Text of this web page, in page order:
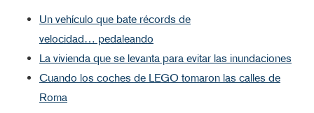
Un vehículo que bate récords de
velocidad… pedaleando
La vivienda que se levanta para evitar las inundaciones
Cuando los coches de LEGO tomaron las calles de
Roma